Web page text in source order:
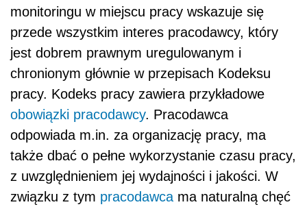
monitoringu w miejscu pracy wskazuje się
przede wszystkim interes pracodawcy, który
jest dobrem prawnym uregulowanym i
chronionym głównie w przepisach Kodeksu
pracy. Kodeks pracy zawiera przykładowe
obowiązki pracodawcy. Pracodawca
odpowiada m.in. za organizację pracy, ma
także dbać o pełne wykorzystanie czasu pracy,
z uwzględnieniem jej wydajności i jakości. W
związku z tym pracodawca ma naturalną chęć